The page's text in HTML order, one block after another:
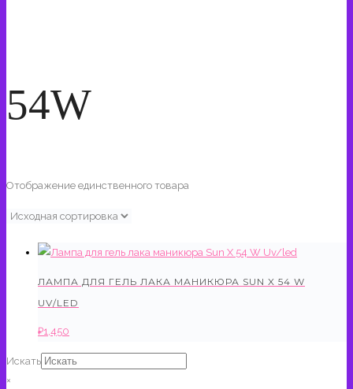
54W
Отображение единственного товара
ЛАМПА ДЛЯ ГЕЛЬ ЛАКА МАНИКЮРА SUN X 54 W
UV/LED
₽1,450
Искать
×